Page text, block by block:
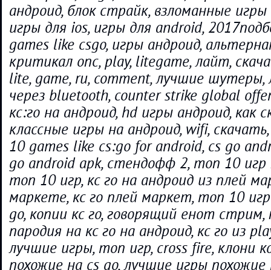
андроид, блок страйк, взломанные
игры для ios, игры для android,
games like csgo, игры андроид,
критикал опс, play, litegame, лайт,
lite, game, ru, comment, лучшие шутеры,
через bluetooth, counter strike global
кс:го на андроид, hd игры андроид, как
классные игры на андроид, wifi,
10 games like cs:go for android, cs go
go android apk, стендофф 2, топ 10 игр
топ 10 игр, кс го на андроид из плей
маркете, кс го плей маркет, топ 10
go, копии кс го, говорящий енот стрим,
пародия на кс го на андроид, кс го из
лучшие игры, топ игр, cross fire, клони
похожие на cs go, лучшие игры похожие